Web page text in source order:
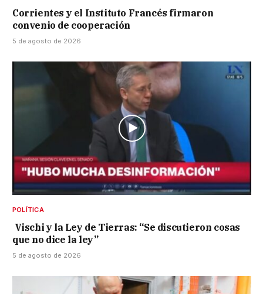
Corrientes y el Instituto Francés firmaron
convenio de cooperación
5 de agosto de 2026
POLÍTICA
Vischi y la Ley de Tierras: “Se discutieron cosas
que no dice la ley”
5 de agosto de 2026